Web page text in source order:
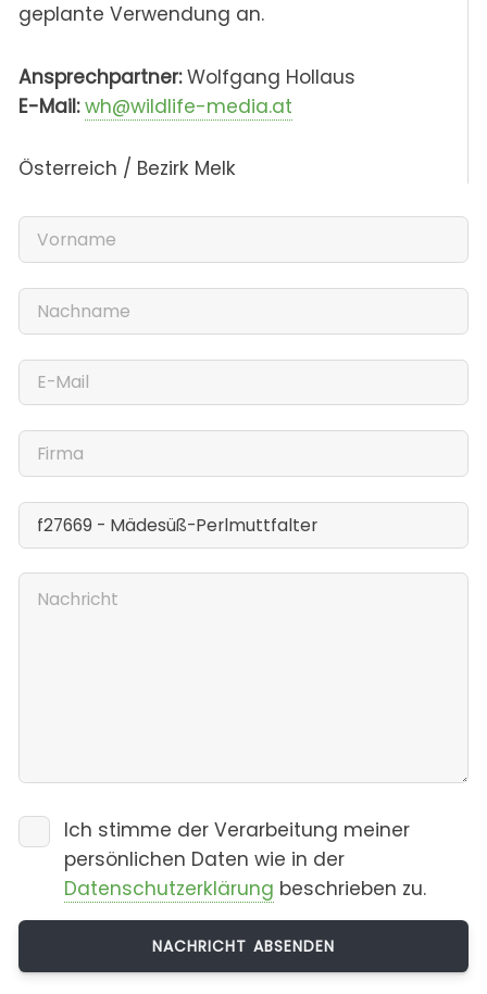
geplante Verwendung an.
Ansprechpartner:Wolfgang Hollaus
E-Mail: wh@wildlife-media.at
Österreich / Bezirk Melk
Ich stimme der Verarbeitung meiner
persönlichen Daten wie in der
Datenschutzerklärung beschrieben zu.